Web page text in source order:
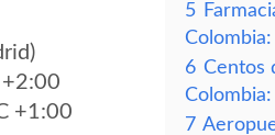
+2:00
+1:00
5
Colombia:
6 Centos
Colombia:
7